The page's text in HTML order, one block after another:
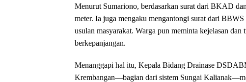
Menurut Sumariono, berdasarkan surat dari BKAD
meter. Ia juga mengaku mengantongi surat dari
usulan masyarakat. Warga pun meminta kejelasan dan
berkepanjangan.
Menanggapi hal itu, Kepala Bidang Drainase
Krembangan—bagian dari sistem Sungai